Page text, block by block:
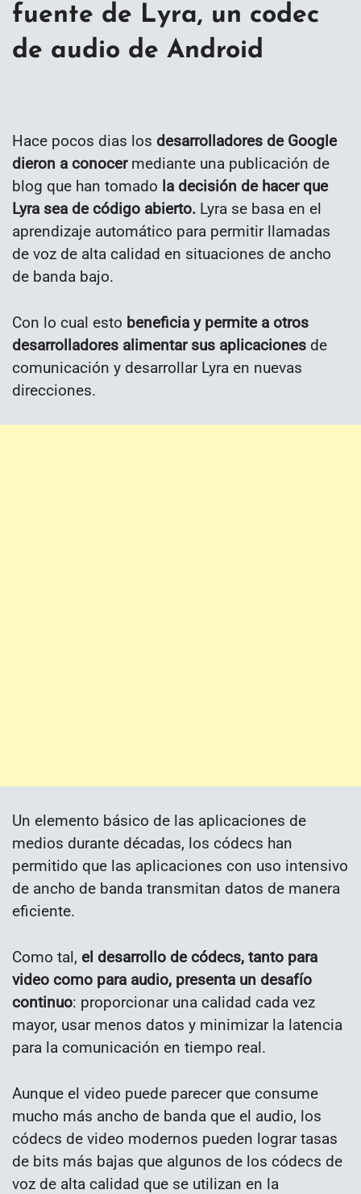
fuente de Lyra, un codec
de audio de Android
Hace pocos dias los desarrolladores de Google
dieron a conocermediante una publicación de
blog que han tomado la decisión de hacer que
Lyra sea de código abierto. Lyra se basa en el
aprendizaje automático para permitir llamadas
de voz de alta calidad en situaciones de ancho
de banda bajo.
Con lo cual esto beneficia y permite a otros
desarrolladores alimentar sus aplicaciones de
comunicación y desarrollar Lyra en nuevas
direcciones.
Un elemento básico de las aplicaciones de
medios durante décadas, los códecs han
permitido que las aplicaciones con uso intensivo
de ancho de banda transmitan datos de manera
eficiente.
Como tal, el desarrollo de códecs, tanto para
video como para audio, presenta un desafío
continuo: proporcionar una calidad cada vez
mayor, usar menos datos y minimizar la latencia
para la comunicación en tiempo real.
Aunque el video puede parecer que consume
mucho más ancho de banda que el audio, los
códecs de video modernos pueden lograr tasas
de bits más bajas que algunos de los códecs de
voz de alta calidad que se utilizan en la